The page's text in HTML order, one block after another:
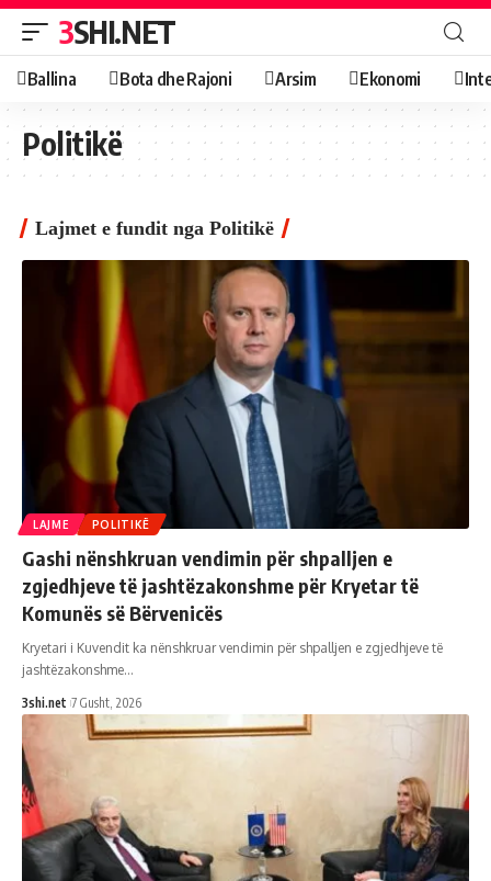
3SHI.NET
Ballina Bota dhe Rajoni Arsim Ekonomi
Politikë
Lajmet e fundit nga Politikë
LAJME POLITIKË
Gashi nënshkruan vendimin për shpalljen e
zgjedhjeve të jashtëzakonshme për Kryetar të
Komunës së Bërvenicës
Kryetari i Kuvendit ka nënshkruar vendimin për shpalljen e zgjedhjeve të
jashtëzakonshme…
3shi.net 7 Gusht, 2026